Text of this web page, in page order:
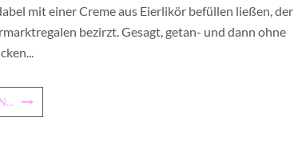
mit einer Creme aus Eierlikör befüllen ließen, der
bezirzt. Gesagt, getan- und dann ohne